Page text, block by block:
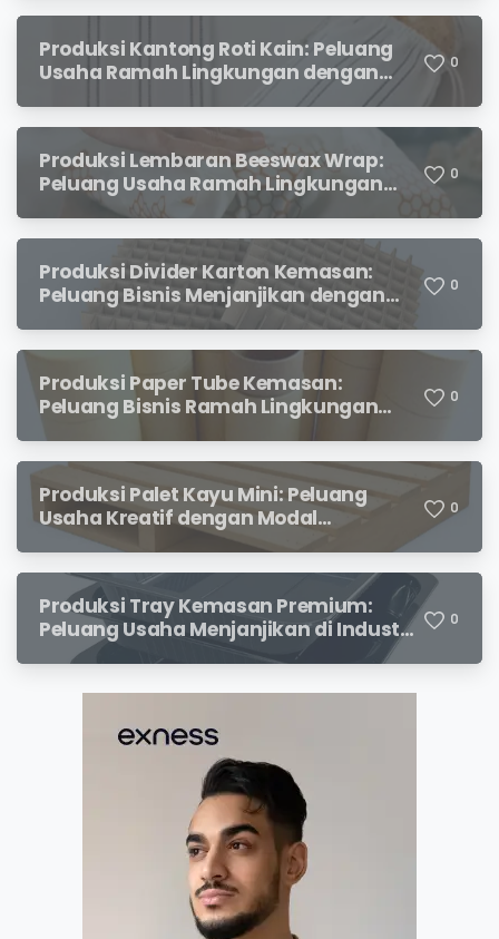
Produksi Kantong Roti Kain: Peluang
Usaha Ramah Lingkungan dengan
0
Produksi Lembaran Beeswax Wrap:
Peluang Usaha Ramah Lingkungan
yang Menjanjikan
0
Produksi Divider Karton Kemasan:
Peluang Bisnis Menjanjikan dengan
Permintaan yang Terus Meningkat
0
Produksi Paper Tube Kemasan:
Peluang Bisnis Ramah Lingkungan
0
Produksi Palet Kayu Mini: Peluang
Usaha Kreatif dengan Modal
Terjangkau dan Potensi Keuntungan
0
Produksi Tray Kemasan Premium:
Peluang Usaha Menjanjikan di Industri
Packaging Modern
0